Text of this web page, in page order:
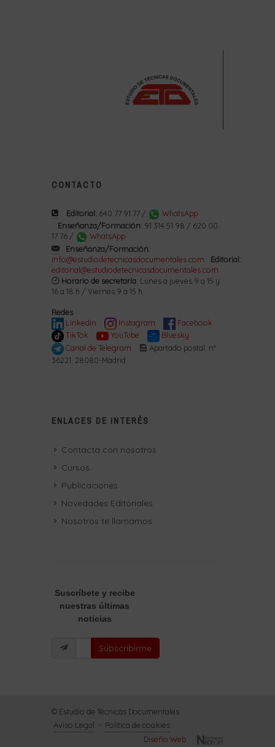
CONTACTO
Editorial: 640 77 91 77 /
WhatsApp
Enseñanza/Formación: 91 314 51 98 / 620 00
17 76 /
WhatsApp
Enseñanza/Formación:
info@estudiodetecnicasdocumentales.com
Editorial:
editorial@estudiodetecnicasdocumentales.com
Horario de secretaría: Lunes a jueves 9 a 15 y
16 a 18 h / Viernes 9 a 15 h.
Redes
LinkedIn
Instagram
Facebook
TikTok
YouTube
Bluesky
Canal de Telegram
Apartado postal: nº
36221. 28080-Madrid
ENLACES DE INTERÉS
Contacta con nosotros
Cursos
Publicaciones
Novedades Editoriales
Nosotros te llamamos
Suscríbete y recibe
nuestras últimas
noticias
Subscribirme
© Estudio de Técnicas Documentales ·
Aviso Legal - Política de cookies
Diseño Web